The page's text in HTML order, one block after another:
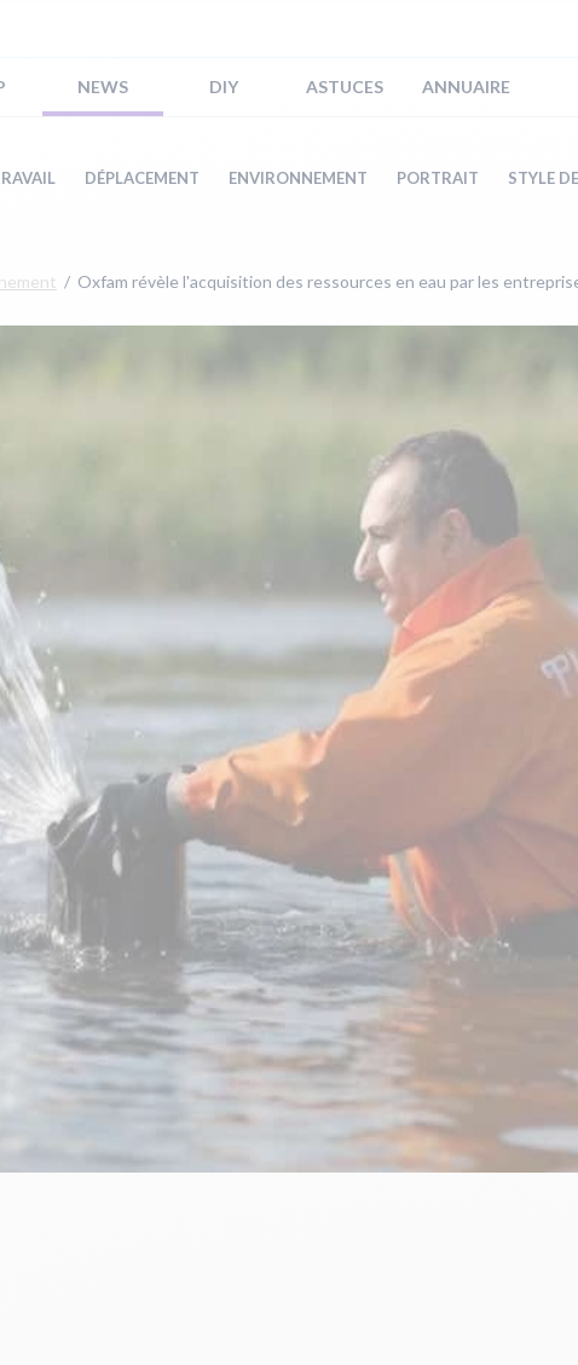
NEWS DIY ASTUCES ANNUAIRE
DÉPLACEMENT ENVIRONNEMENT PORTRAIT STYLE
Oxfam révèle l'acquisition des ressources en eau par les